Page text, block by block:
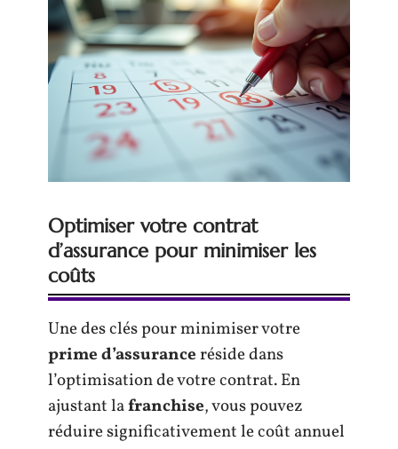
Optimiser votre contrat
d’assurance pour minimiser les
coûts
Une des clés pour minimiser votre
prime d’assuranceréside dans
l’optimisation de votre contrat. En
ajustant lafranchise, vous pouvez
réduire significativement le coût annuel